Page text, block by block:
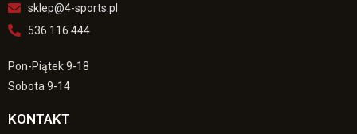
sklep@4-sports.pl
536 116 444
Pon-Piątek 9-18
Sobota 9-14
KONTAKT